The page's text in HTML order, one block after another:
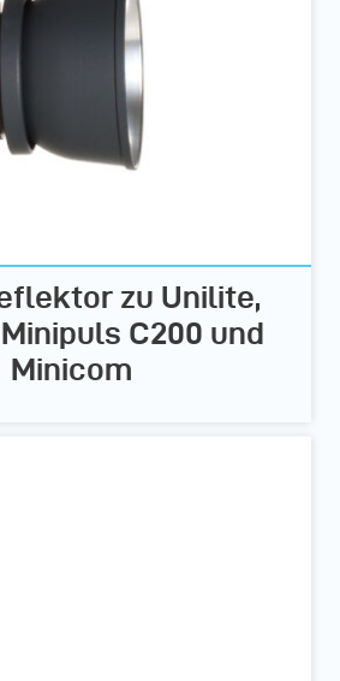
zu Unilite,
C200 und
Minicom